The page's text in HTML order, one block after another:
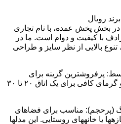
رویال
بخش پخش عمده، با نام تجاری
با کیفیت و دوام است. ما در
بالایی از نظر سایز و طراحی
پرفروشترین گزینه برای
مصارف خانگی. ابعاد مناسب و گرمای کافی برای یک اتاق ۲۰ تا ۳۰
(پرحجم): مناسب برای فضاهای
یا خانههای روستایی. این مدلها